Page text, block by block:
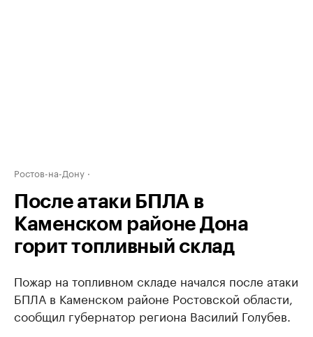
Ростов-на-Дону
После атаки БПЛА в
Каменском районе Дона
горит топливный склад
Пожар на топливном складе начался после атаки
БПЛА в Каменском районе Ростовской области,
сообщил губернатор региона Василий Голубев.